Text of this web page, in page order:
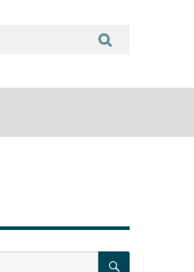
SUCHEN